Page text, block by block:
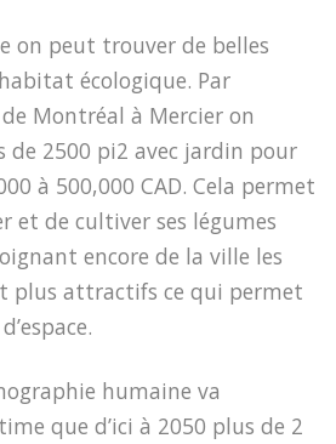
on peut trouver de belles
écologique. Par
Montréal à Mercier on
de 2500 pi2 avec jardin pour
à 500,000 CAD. Cela permet
et de cultiver ses légumes
encore de la ville les
plus attractifs ce qui permet
humaine va
que d’ici à 2050 plus de 2